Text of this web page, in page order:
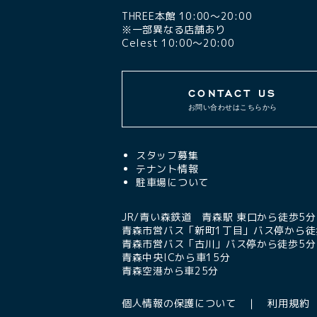
THREE本館 10:00〜20:00
※一部異なる店舗あり
Celest 10:00〜20:00
CONTACT US
お問い合わせはこちらから
スタッフ募集
テナント情報
駐車場について
JR/青い森鉄道 青森駅 東口から徒歩5分
青森市営バス「新町1丁目」バス停から
青森市営バス「古川」バス停から徒歩5分
青森中央ICから車15分
青森空港から車25分
個人情報の保護について 利用規約